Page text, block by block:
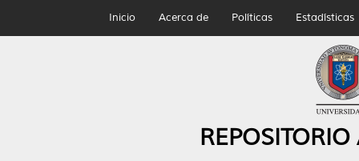
Inicio Acerca de Políticas Estadísticas